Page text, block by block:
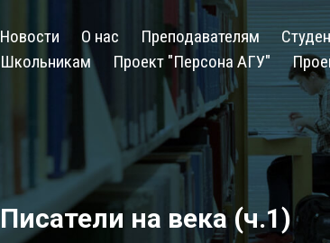
Новости О нас Преподавателям
Школьникам
Проект "Персона АГУ"
Писатели на века (ч.1)